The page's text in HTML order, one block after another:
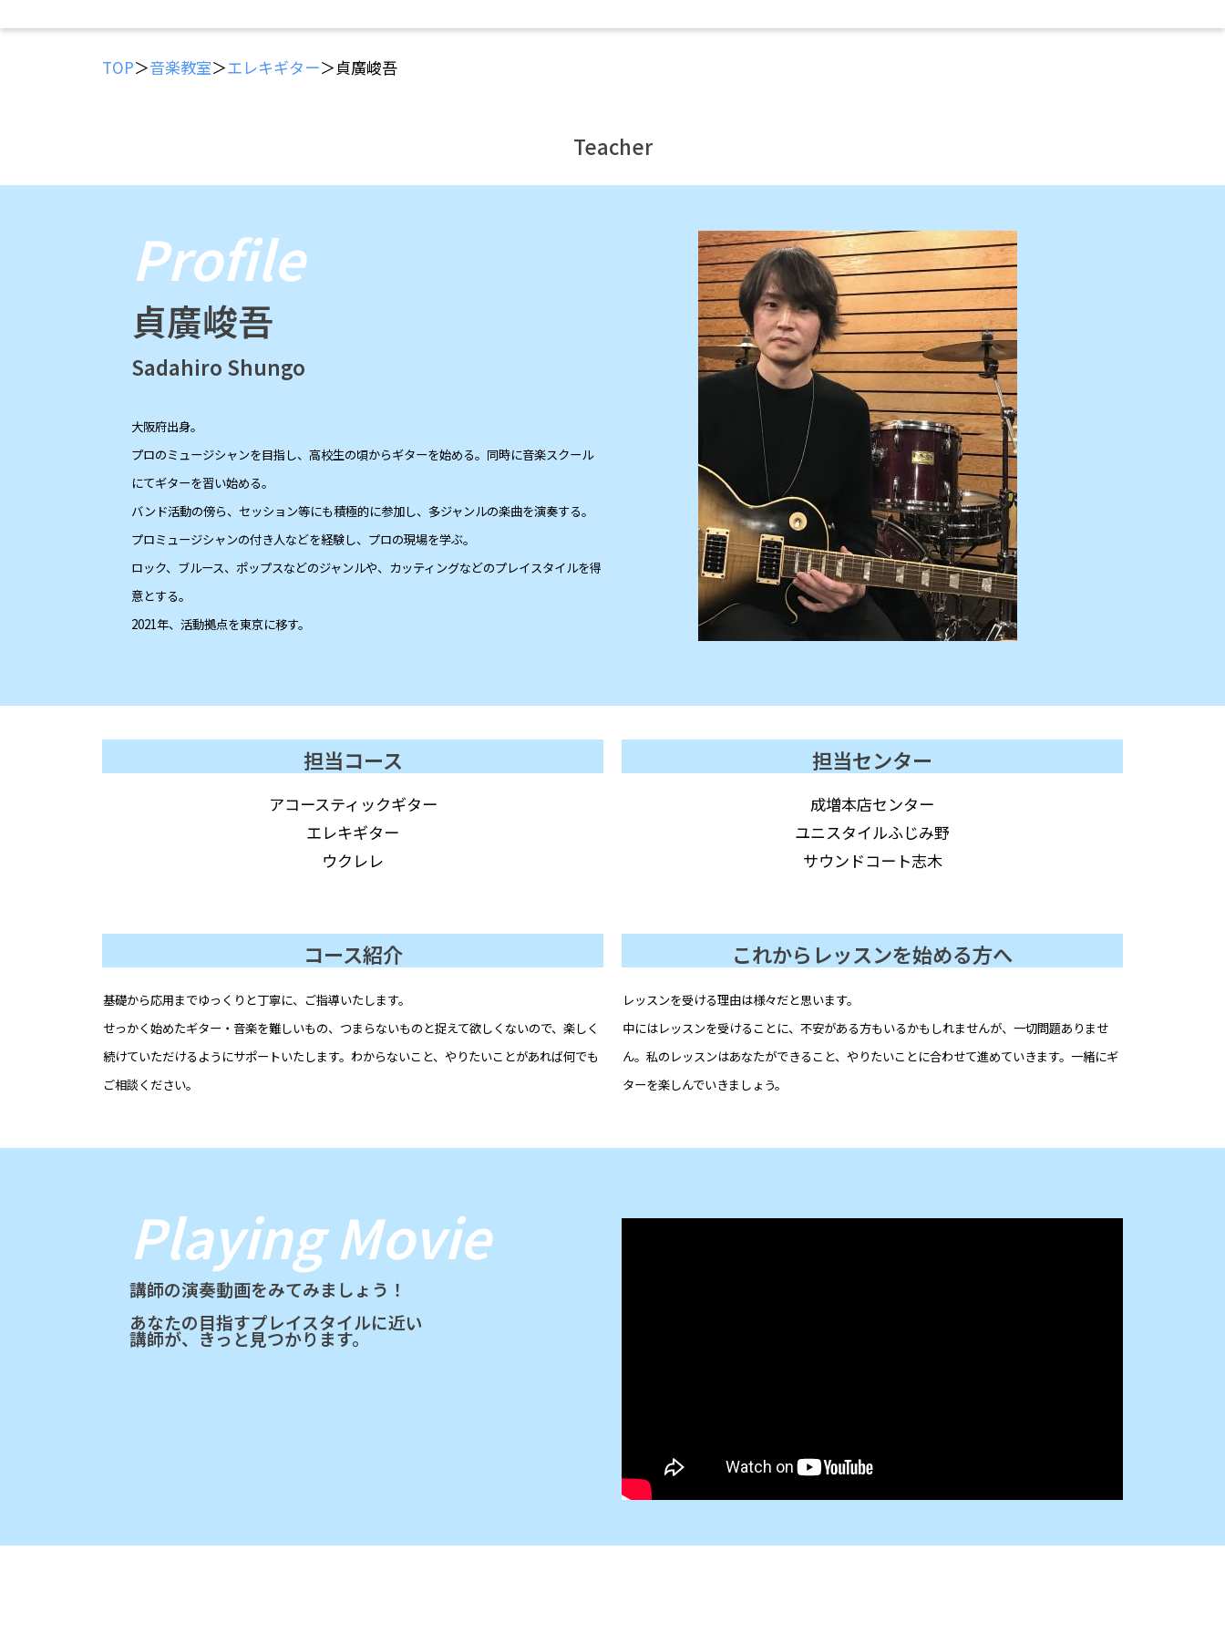
TOP＞音楽教室＞エレキギター＞貞廣峻吾
Teacher
Profile
貞廣峻吾
Sadahiro Shungo
大阪府出身。
プロのミュージシャンを目指し、高校生の頃からギターを始める。 同時に音楽スクール
にてギターを習い始める。
バンド活動の傍ら、セッション等にも積極的に参加し、多ジャンルの楽曲を演奏する。
プロミュージシャンの付き人などを経験し、プロの現場を学ぶ。
ロック、ブルース、ポップスなどのジャンルや、カッティングなどのプレイスタイルを得
意とする。
2021年、活動拠点を東京に移す。
担当コース
アコースティックギター
エレキギター
ウクレレ
担当センター
成増本店センター
ユニスタイルふじみ野
サウンドコート志木
コース紹介
基礎から応用までゆっくりと丁寧に、ご指導いたします。
せっかく始めたギター・音楽を難しいもの、つまらないものと捉えて欲しくないので、楽しく
続けていただけるようにサポートいたします。 わからないこと、やりたいことがあれば何でも
ご相談ください。
これからレッスンを始める方へ
レッスンを受ける理由は様々だと思います。
中にはレッスンを受けることに、不安がある方もいるかもしれませんが、一切問題ありませ
ん。私のレッスンはあなたができること、やりたいことに合わせて進めていきます。一緒にギ
ターを楽しんでいきましょう。
Playing Movie
講師の演奏動画をみてみましょう！
あなたの目指すプレイスタイルに近い
講師が、きっと見つかります。